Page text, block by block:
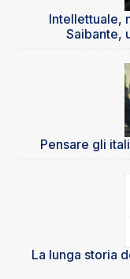
Intellettuale,
Saibante,
Pensare gli
La lunga storia